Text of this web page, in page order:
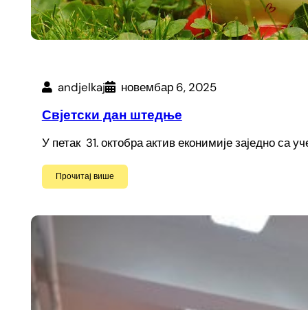
andjelkaj новембар 6, 2025
Свјетски дан штедње
У петак 31. октобра актив еконимије заједно
Прочитај више